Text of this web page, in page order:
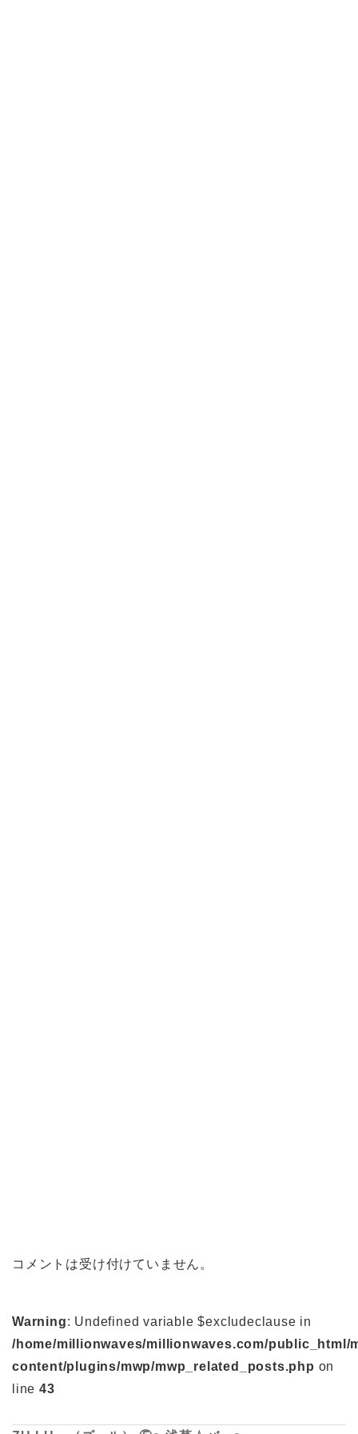
コメントは受け付けていません。
Warning: Undefined variable $excludeclause in
/home/millionwaves/millionwaves.com/public_html/
content/plugins/mwp/mwp_related_posts.php on
line 43